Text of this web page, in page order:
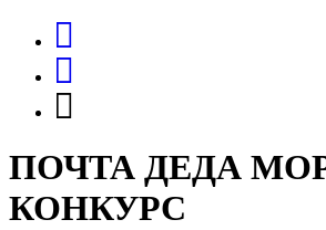
ПОЧТА ДЕДА
КОНКУРС